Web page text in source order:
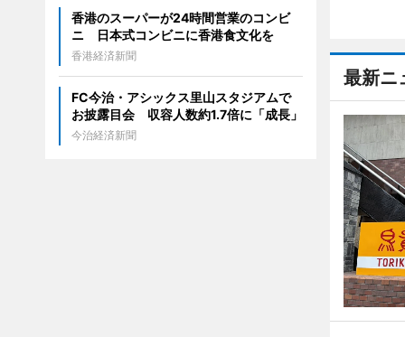
最新ニ
香港のスーパーが24時間営業のコンビ
ニ 日本式コンビニに香港食文化を
香港経済新聞
FC今治・アシックス里山スタジアムで
お披露目会 収容人数約1.7倍に「成長」
今治経済新聞